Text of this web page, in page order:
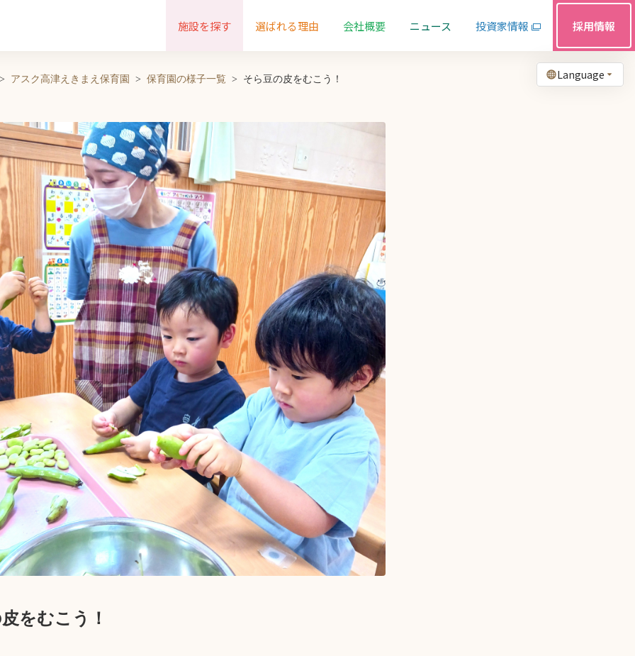
Language
施設を探す 選ばれる理由 会社概要 ニュース 投資家情報 採用情報
アスク高津えきまえ保育園 保育園の様子一覧 そら豆の皮をむこう！
をむこう！